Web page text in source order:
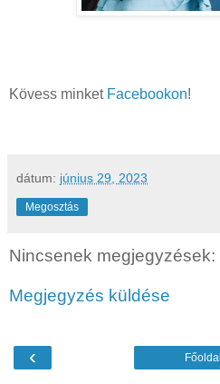
Kövess minket Facebookon!
dátum: június 29, 2023
Megosztás
Nincsenek megjegyzések:
Megjegyzés küldése
‹ Főoldal